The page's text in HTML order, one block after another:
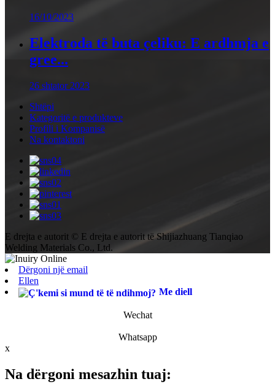
16/10/2023
Elektroda të buta çeliku: E ardhmja e
gree...
26 shtator 2023
Shtëpi
Kategoritë e produkteve
Profili i Kompanisë
Na kontaktoni
E drejta e autorit © E drejta e autorit të Shijiazhuang Tianqiao
Welding Materials Co., Ltd.
Dërgoni një email
Ellen
Me diell
Wechat
Whatsapp
x
Na dërgoni mesazhin tuaj: